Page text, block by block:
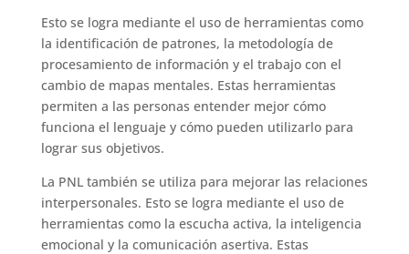
Esto se logra mediante el uso de herramientas como
la identificación de patrones, la metodología de
procesamiento de información y el trabajo con el
cambio de mapas mentales. Estas herramientas
permiten a las personas entender mejor cómo
funciona el lenguaje y cómo pueden utilizarlo para
lograr sus objetivos.
La PNL también se utiliza para mejorar las relaciones
interpersonales. Esto se logra mediante el uso de
herramientas como la escucha activa, la inteligencia
emocional y la comunicación asertiva. Estas